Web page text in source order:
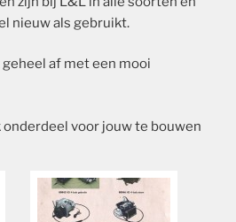
nieuw als gebruikt.
af met een mooi
voor jouw te bouwen